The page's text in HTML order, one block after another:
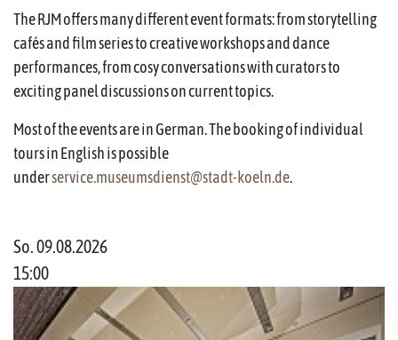
The RJM offers many different event formats: from storytelling
cafés and film series to creative workshops and dance
performances, from cosy conversations with curators to
exciting panel discussions on current topics.
Most of the events are in German. The booking of individual
tours in English is possible
underservice.museumsdienst@stadt-koeln.de.
So. 09.08.2026
15:00